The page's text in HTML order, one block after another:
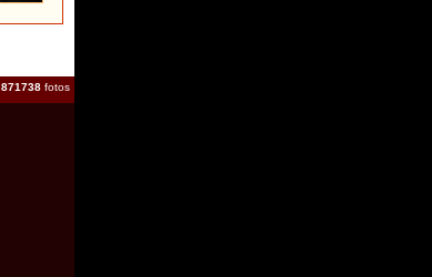
871738 fotos